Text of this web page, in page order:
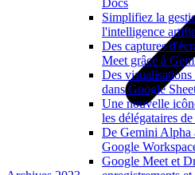
Docs
Simplifiez la
l'intelligence
Des captures
Meet grâce à
Des
dans Google
Une nouvelle
les délégataires
De Gemini Alpha
Google
Google Meet et